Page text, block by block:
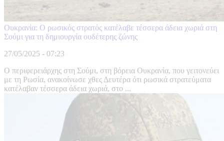
Ουκρανία: Ο ρωσικός στρατός κατέλαβε τέσσερα άδεια χωριά στη
Σούμι για τη δημιουργία ουδέτερης ζώνης
27/05/2025 - 07:23
Ο περιφερειάρχης στη Σούμι, στη βόρεια Ουκρανία, που γειτονεύει
με τη Ρωσία, ανακοίνωσε χθες Δευτέρα ότι ρωσικά στρατεύματα
κατέλαβαν τέσσερα άδεια χωριά, στο ...